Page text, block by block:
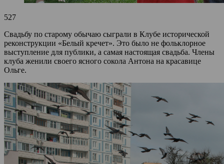
527
Свадьбу по старому обычаю сыграли в Клубе исторической
реконструкции «Белый кречет». Это было не фольклорное
выступление для публики, а самая настоящая свадьба. Члены
клуба женили своего ясного сокола Антона на красавице
Ольге.